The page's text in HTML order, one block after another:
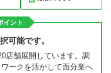
イント
可能です。
店舗展開しています。調
ークを活かして面分業へ